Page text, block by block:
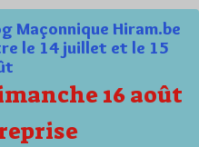
Maçonnique Hiram.be
le 14 juillet et le 15
16 août